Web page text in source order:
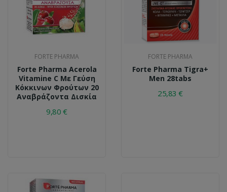
FORTE PHARMA
Forte Pharma Acerola
Vitamine C Με Γεύση
Κόκκινων Φρούτων 20
Αναβράζοντα Δισκία
9,80 €
FORTE PHARMA
Forte Pharma Tigra+
Men 28tabs
25,83 €